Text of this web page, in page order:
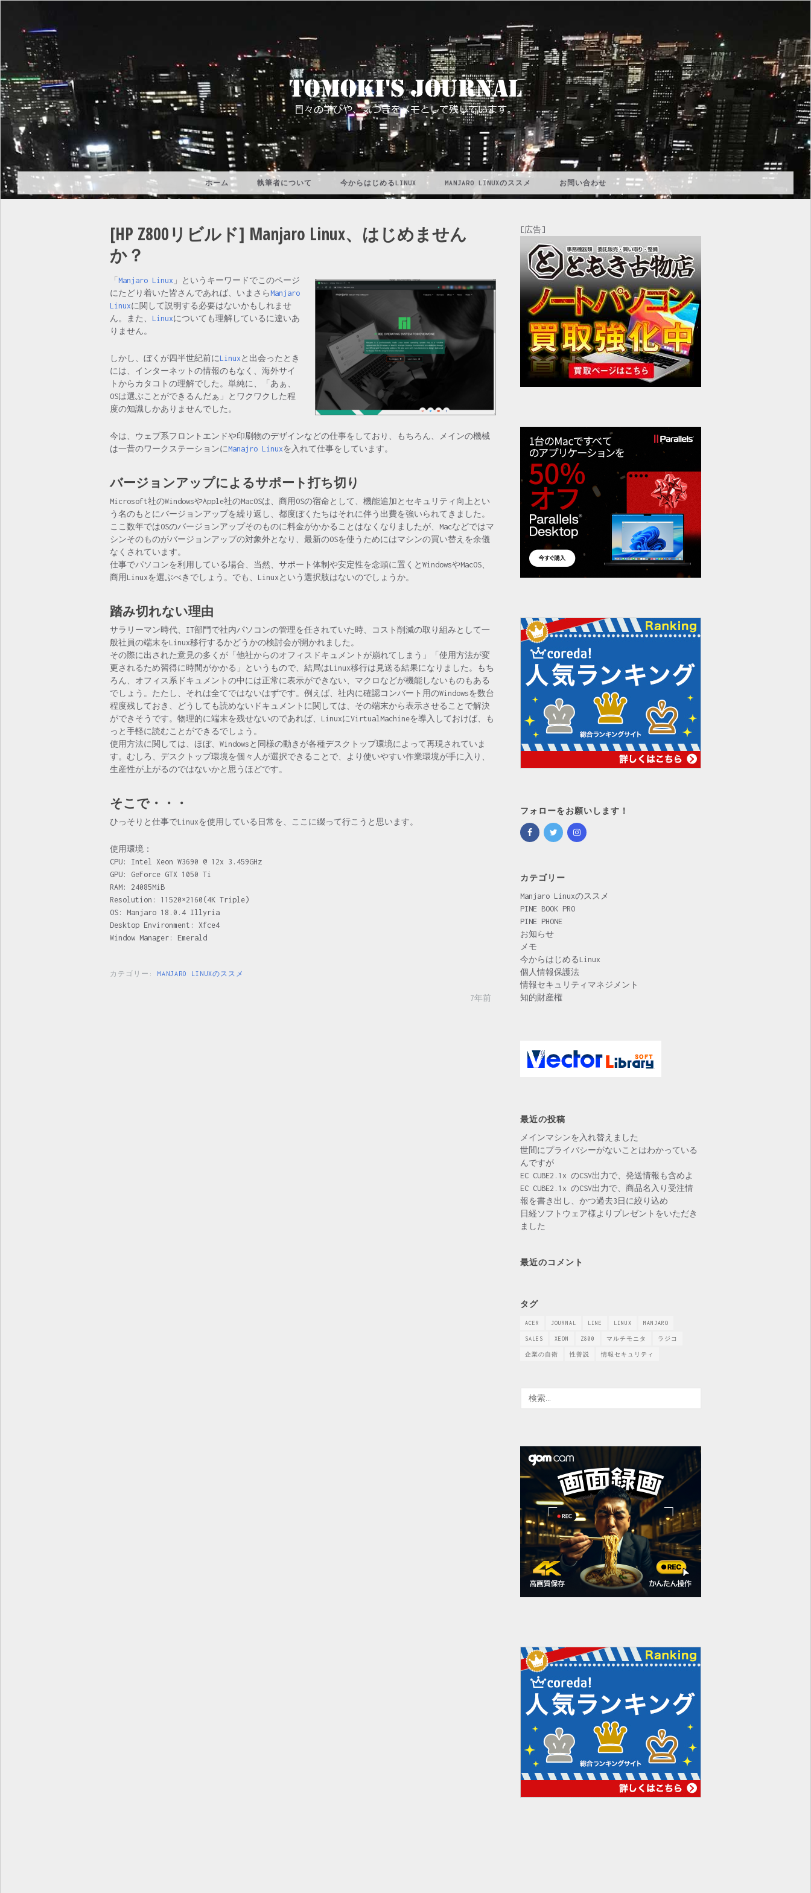
TOMOKI'S JOURNAL
日々の学びや、気づきをメモとして残しています。
ホーム 執筆者について 今からはじめるLINUX MANJARO LINUXのススメ お問い合わせ
[HP Z800リビルド] Manjaro Linux、はじめません
か？
「 Manjaro Linux 」というキーワードでこのページ
にたどり着いた皆さんであれば、いまさら Manjaro
Linuxに関して説明する必要はないかもしれませ
ん。また、 Linuxについても理解しているに違いあ
りません。
しかし、ぼくが四半世紀前にLinux と出会ったとき
には、インターネットの情報のもなく、海外サイ
トからカタコトの理解でした。単純に、「あぁ、
OSは選ぶことができるんだぁ」とワクワクした程
度の知識しかありませんでした。
今は、ウェブ系フロントエンドや印刷物のデザインなどの仕事をしており、もちろん、メインの機械
は一昔のワークステーションにManajro Linuxを入れて仕事をしています。
バージョンアップによるサポート打ち切り
Microsoft社のWindowsやApple社のMacOSは、商用OSの宿命として、機能追加とセキュリティ向上とい
う名のもとにバージョンアップを繰り返し、都度ぼくたちはそれに伴う出費を強いられてきました。
ここ数年ではOSのバージョンアップそのものに料金がかかることはなくなりましたが、Macなどではマ
シンそのものがバージョンアップの対象外となり、最新のOSを使うためにはマシンの買い替えを余儀
なくされています。
仕事でパソコンを利用している場合、当然、サポート体制や安定性を念頭に置くとWindowsやMacOS、
商用Linuxを選ぶべきでしょう。でも、Linuxという選択肢はないのでしょうか。
踏み切れない理由
サラリーマン時代、IT部門で社内パソコンの管理を任されていた時、コスト削減の取り組みとして一
般社員の端末をLinux移行するかどうかの検討会が開かれました。
その際に出された意見の多くが「他社からのオフィスドキュメントが崩れてしまう」「使用方法が変
更されるため習得に時間がかかる」というもので、結局はLinux移行は見送る結果になりました。もち
ろん、オフィス系ドキュメントの中には正常に表示ができない、マクロなどが機能しないものもある
でしょう。たたし、それは全てではないはずです。例えば、社内に確認コンバート用のWindowsを数台
程度残しておき、どうしても読めないドキュメントに関しては、その端末から表示させることで解決
ができそうです。物理的に端末を残せないのであれば、LinuxにVirtualMachineを導入しておけば、も
っと手軽に読むことができるでしょう。
使用方法に関しては、ほぼ、Windowsと同様の動きが各種デスクトップ環境によって再現されていま
す。むしろ、デスクトップ環境を個々人が選択できることで、より使いやすい作業環境が手に入り、
生産性が上がるのではないかと思うほどです。
そこで・・・
ひっそりと仕事でLinuxを使用している日常を、ここに綴って行こうと思います。
使用環境：
CPU: Intel Xeon W3690 @ 12x 3.459GHz
GPU: GeForce GTX 1050 Ti
RAM: 24085MiB
Resolution: 11520×2160(4K Triple)
OS: Manjaro 18.0.4 Illyria
Desktop Environment: Xfce4
Window Manager: Emerald
カテゴリー: MANJARO LINUXのススメ
7年前
[広告]
フォローをお願いします！
カテゴリー
Manjaro Linuxのススメ
PINE BOOK PRO
PINE PHONE
お知らせ
メモ
今からはじめるLinux
個人情報保護法
情報セキュリティマネジメント
知的財産権
最近の投稿
メインマシンを入れ替えました
世間にプライバシーがないことはわかっている
んですが
EC CUBE2.1x のCSV出力で、発送情報も含めよ
EC CUBE2.1x のCSV出力で、商品名入り受注情
報を書き出し、かつ過去3日に絞り込め
日経ソフトウェア様よりプレゼントをいただき
ました
最近のコメント
タグ
ACER JOURNAL LINE LINUX MANJARO
SALES XEON Z800 マルチモニタ ラジコ
企業の自衛 性善説 情報セキュリティ